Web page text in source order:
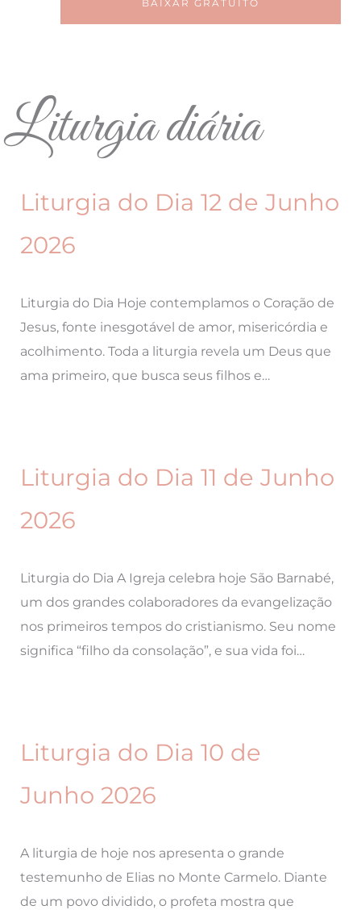
BAIXAR GRATUITO
Liturgia diária
Liturgia do Dia 12 de Junho
2026
Liturgia do Dia Hoje contemplamos o Coração de
Jesus, fonte inesgotável de amor, misericórdia e
acolhimento. Toda a liturgia revela um Deus que
ama primeiro, que busca seus filhos e…
Liturgia do Dia 11 de Junho
2026
Liturgia do Dia A Igreja celebra hoje São Barnabé,
um dos grandes colaboradores da evangelização
nos primeiros tempos do cristianismo. Seu nome
significa “filho da consolação”, e sua vida foi…
Liturgia do Dia 10 de
Junho 2026
A liturgia de hoje nos apresenta o grande
testemunho de Elias no Monte Carmelo. Diante
de um povo dividido, o profeta mostra que